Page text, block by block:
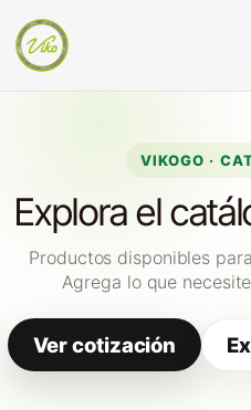
VIKOGO ·
Explora el
Productos disponibles
Agrega lo que
Ver cotización